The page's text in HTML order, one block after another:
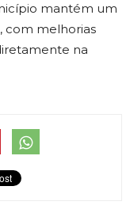
mantém um
com melhorias
na